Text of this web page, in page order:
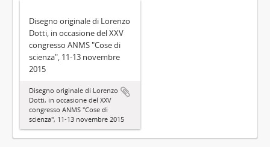
Disegno originale di Lorenzo
Dotti, in occasione del XXV
congresso ANMS "Cose di
scienza", 11-13 novembre
2015
Disegno originale di Lorenzo
Dotti, in occasione del XXV
congresso ANMS "Cose di
scienza", 11-13 novembre 2015